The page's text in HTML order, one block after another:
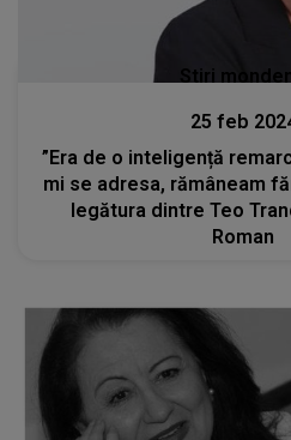
Stiri
25 feb
”Era de o inteligență
mi se adresa, rămâneam
legătura dintre Teo
Roman